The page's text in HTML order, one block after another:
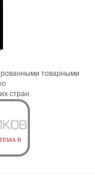
товарными
стран.